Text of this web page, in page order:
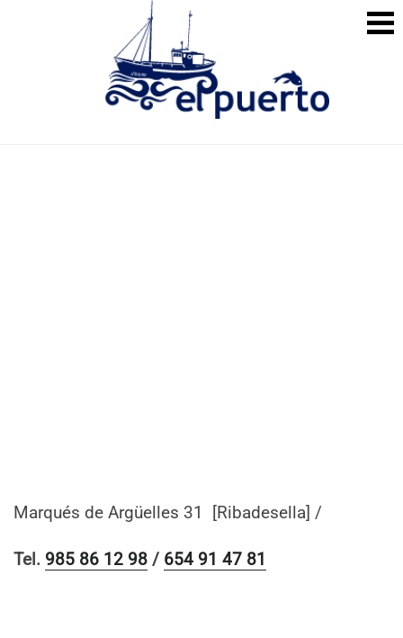
CONTACTO
Marqués de Argüelles 31 [Ribadesella] /
Tel. 985 86 12 98 / 654 91 47 81